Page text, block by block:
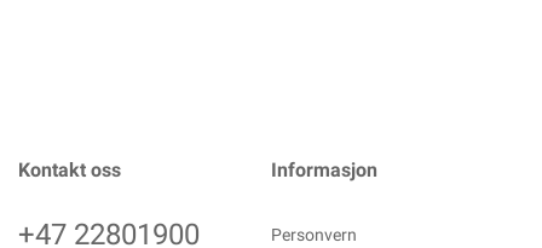
Kontakt oss
+47 22801900
Informasjon
Personvern